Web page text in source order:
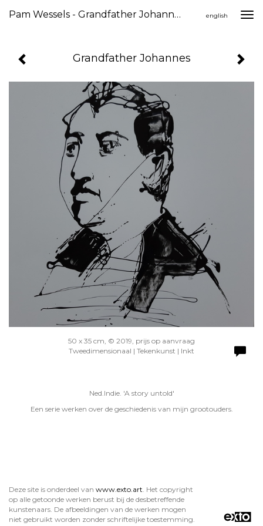
Pam Wessels - Grandfather Johannes english
Grandfather Johannes
50 x 35 cm, © 2019, prijs op aanvraag
Tweedimensionaal | Tekenkunst | Inkt
Ned.Indie. 'A story untold'
Een serie werken over de geschiedenis van mijn grootouders.
Deze site is onderdeel van www.exto.art. Het copyright
op alle getoonde werken berust bij de desbetreffende
kunstenaars. De afbeeldingen van de werken mogen
niet gebruikt worden zonder schriftelijke toestemming.